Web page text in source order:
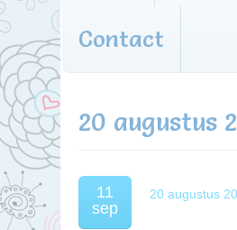
Contact
20 augustus
11
sep
20 augustus